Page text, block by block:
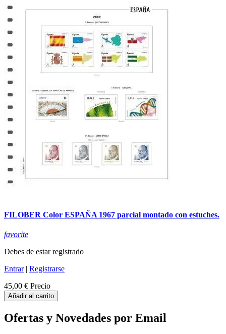
FILOBER Color ESPAÑA 1967 parcial montado con estuches.
favorite
Debes de estar registrado
Entrar| Registrarse
45,00 € Precio
Añadir al carrito
Ofertas y Novedades por Email